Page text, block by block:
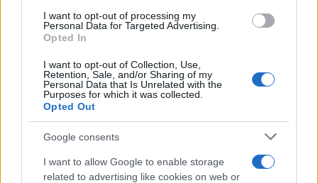
consent section.
I want to opt-out of processing my
Personal Data for Targeted Advertising.
Opted In
I want to opt-out of Collection, Use,
Retention, Sale, and/or Sharing of my
Personal Data that Is Unrelated with the
Purposes for which it was collected.
Opted Out
Google consents
I want to allow Google to enable storage
related to advertising like cookies on web or